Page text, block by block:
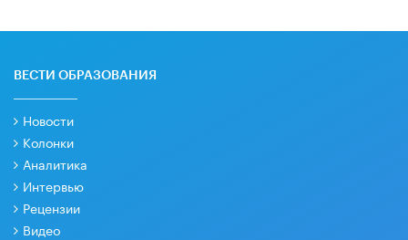
ВЕСТИ ОБРАЗОВАНИЯ
Новости
Колонки
Аналитика
Интервью
Рецензии
Видео